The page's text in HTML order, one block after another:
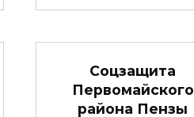
Соцзащита
Первомайского
района Пензы